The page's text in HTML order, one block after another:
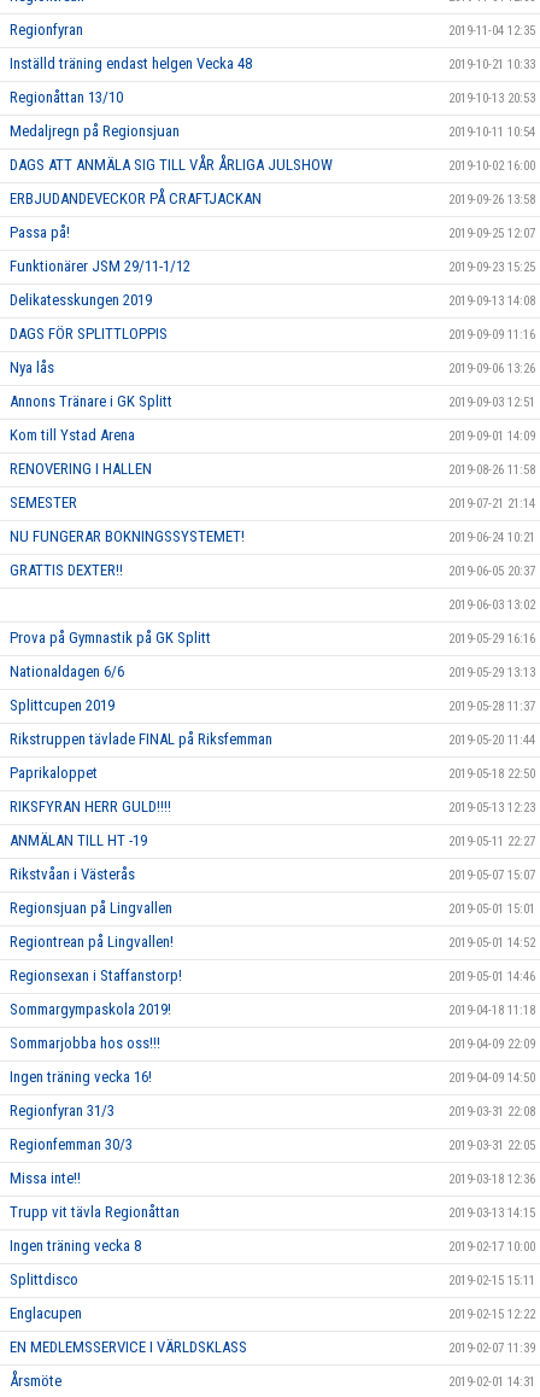
Regionfyran 2019-11-04 12:35
Inställd träning endast helgen Vecka 48 2019-10-21 10:33
Regionåttan 13/10 2019-10-13 20:53
Medaljregn på Regionsjuan 2019-10-11 10:54
DAGS ATT ANMÄLA SIG TILL VÅR ÅRLIGA JULSHOW 2019-10-02 16:00
ERBJUDANDEVECKOR PÅ CRAFTJACKAN 2019-09-26 13:58
Passa på! 2019-09-25 12:07
Funktionärer JSM 29/11-1/12 2019-09-23 15:25
Delikatesskungen 2019 2019-09-13 14:08
DAGS FÖR SPLITTLOPPIS 2019-09-09 11:16
Nya lås 2019-09-06 13:26
Annons Tränare i GK Splitt 2019-09-03 12:51
Kom till Ystad Arena 2019-09-01 14:09
RENOVERING I HALLEN 2019-08-26 11:58
SEMESTER 2019-07-21 21:14
NU FUNGERAR BOKNINGSSYSTEMET! 2019-06-24 10:21
GRATTIS DEXTER!! 2019-06-05 20:37
2019-06-03 13:02
Prova på Gymnastik på GK Splitt 2019-05-29 16:16
Nationaldagen 6/6 2019-05-29 13:13
Splittcupen 2019 2019-05-28 11:37
Rikstruppen tävlade FINAL på Riksfemman 2019-05-20 11:44
Paprikaloppet 2019-05-18 22:50
RIKSFYRAN HERR GULD!!!! 2019-05-13 12:23
ANMÄLAN TILL HT -19 2019-05-11 22:27
Rikstvåan i Västerås 2019-05-07 15:07
Regionsjuan på Lingvallen 2019-05-01 15:01
Regiontrean på Lingvallen! 2019-05-01 14:52
Regionsexan i Staffanstorp! 2019-05-01 14:46
Sommargympaskola 2019! 2019-04-18 11:18
Sommarjobba hos oss!!! 2019-04-09 22:09
Ingen träning vecka 16! 2019-04-09 14:50
Regionfyran 31/3 2019-03-31 22:08
Regionfemman 30/3 2019-03-31 22:05
Missa inte!! 2019-03-18 12:36
Trupp vit tävla Regionåttan 2019-03-13 14:15
Ingen träning vecka 8 2019-02-17 10:00
Splittdisco 2019-02-15 15:11
Englacupen 2019-02-15 12:22
EN MEDLEMSSERVICE I VÄRLDSKLASS 2019-02-07 11:39
Årsmöte 2019-02-01 14:31